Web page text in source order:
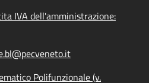
IVA dell'amministrazione:
Polifunzionale (v.